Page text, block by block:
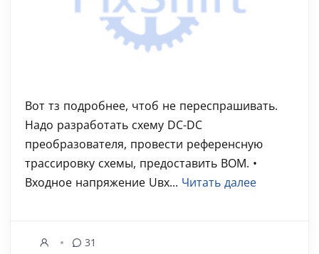
Вот тз подробнее, чтоб не переспрашивать.
Надо разработать схему DC-DC
преобразователя, провести референсную
трассировку схемы, предоставить BOM. •
Входное напряжение Uвх... Читать далее
31